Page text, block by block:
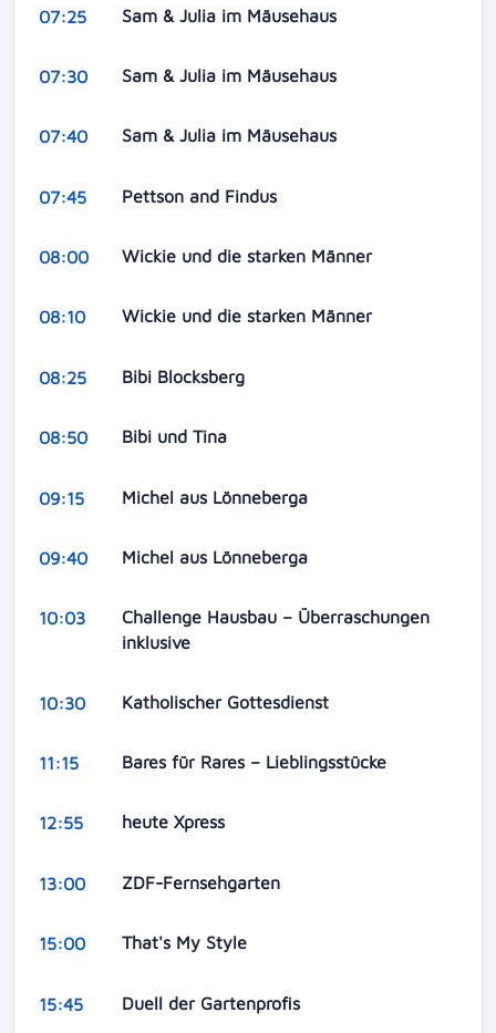
07:25 Sam & Julia im Mäusehaus
07:30 Sam & Julia im Mäusehaus
07:40 Sam & Julia im Mäusehaus
07:45 Pettson and Findus
08:00 Wickie und die starken Männer
08:10 Wickie und die starken Männer
08:25 Bibi Blocksberg
08:50 Bibi und Tina
09:15 Michel aus Lönneberga
09:40 Michel aus Lönneberga
10:03
Challenge Hausbau – Überraschungen
inklusive
10:30 Katholischer Gottesdienst
11:15 Bares für Rares – Lieblingsstücke
12:55 heute Xpress
13:00 ZDF-Fernsehgarten
15:00 That's My Style
15:45 Duell der Gartenprofis